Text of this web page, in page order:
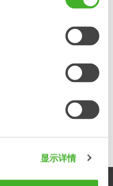
显示详情
上的经销商登录来访
手册、注册保修索赔等
运行，分别是斯蒂瑞特
有功能将于2026年过渡